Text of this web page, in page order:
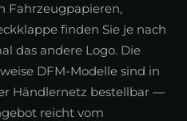
Fahrzeugpapieren,
finden Sie je nach
das andere Logo. Die
DFM-Modelle sind in
Händlernetz bestellbar —
reicht vom